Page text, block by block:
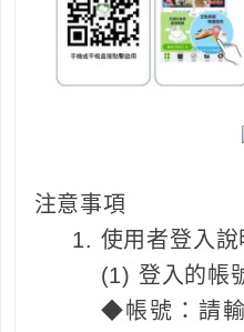
注意事項
使用者登入說
(1) 登入的帳
◆帳號：請